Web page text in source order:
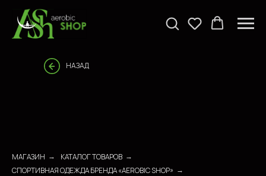
НАЗАД
МАГАЗИН → КАТАЛОГ ТОВАРОВ →
СПОРТИВНАЯ ОДЕЖДА БРЕНДА «AEROBIC SHOP» →